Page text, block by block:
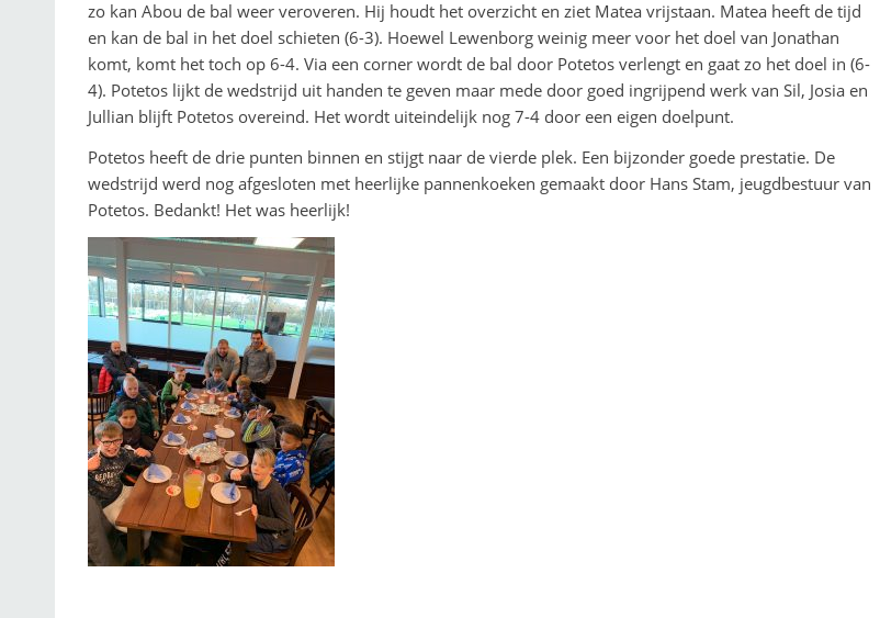
zo kan Abou de bal weer veroveren. Hij houdt het overzicht en ziet Matea vrijstaan. Matea heeft de tijd
en kan de bal in het doel schieten (6-3). Hoewel Lewenborg weinig meer voor het doel van Jonathan
komt, komt het toch op 6-4. Via een corner wordt de bal door Potetos verlengt en gaat zo het doel in (6-
4). Potetos lijkt de wedstrijd uit handen te geven maar mede door goed ingrijpend werk van Sil, Josia en
Jullian blijft Potetos overeind. Het wordt uiteindelijk nog 7-4 door een eigen doelpunt.
Potetos heeft de drie punten binnen en stijgt naar de vierde plek. Een bijzonder goede prestatie. De
wedstrijd werd nog afgesloten met heerlijke pannenkoeken gemaakt door Hans Stam, jeugdbestuur van
Potetos. Bedankt! Het was heerlijk!